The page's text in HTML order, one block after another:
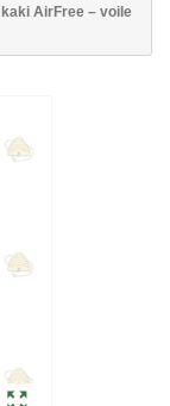
AirFree – voile